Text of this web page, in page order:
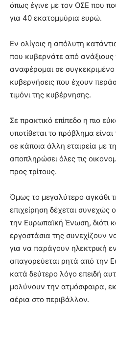
όπως έγινε με τον ΟΣΕ που
για 40 εκατομμύρια ευρώ.
Εν ολίγοις η απόλυτη
που κυβερνάτε από ανάξιους
αναφέρομαι σε
κυβερνήσεις που έχουν
τιμόνι της κυβέρνησης.
Σε πρακτικό επίπεδο η πιο
υποτίθεται το πρόβλημα
σε κάποια άλλη εταιρεία με
αποπληρώσει όλες τις
προς τρίτους.
Όμως το μεγαλύτερο αγκάθι
επιχείρηση δέχεται συνεχώς
την Ευρωπαϊκή Ένωση, διότι
εργοστάσια της συνεχίζουν
για να παράγουν ηλεκτρική
απαγορεύεται ρητά από την
κατά δεύτερο λόγο επειδή
μολύνουν την ατμόσφαιρα,
αέρια στο περιβάλλον.